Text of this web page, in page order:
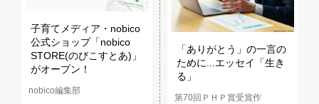
子育てメディア・nobico
公式ショップ「nobico
STORE(のびこすとあ)」
がオープン！
nobico編集部
「ありがとう」の一言の
ために...エッセイ「生き
る」
第70回ＰＨＰ賞受賞作